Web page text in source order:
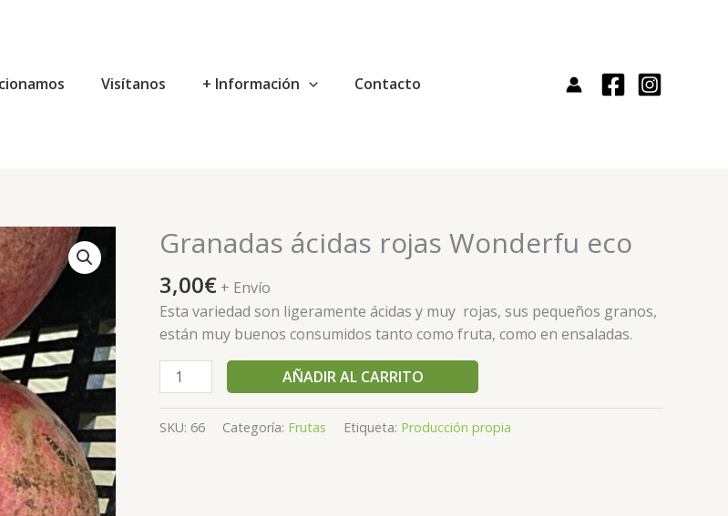
Visítanos + Información Contacto
Granadas ácidas rojas Wonderfu eco
3,00€ + Envío
Esta variedad son ligeramente ácidas y muy rojas, sus pequeños granos,
están muy buenos consumidos tanto como fruta, como en ensaladas.
Granadas
ácidas
rojas
Wonderfu
eco
AÑADIR AL CARRITO
SKU: 66 Categoría: Frutas Etiqueta: Producción propia